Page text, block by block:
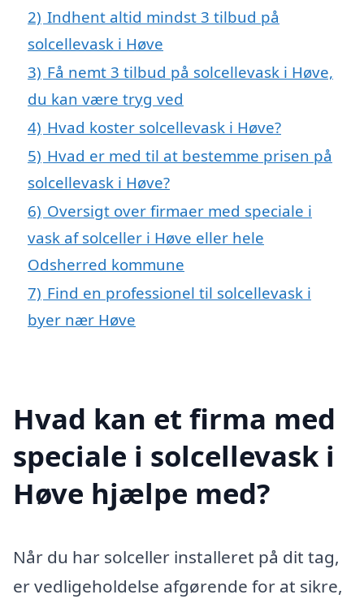
2) Indhent altid mindst 3 tilbud på
solcellevask i Høve
3) Få nemt 3 tilbud på solcellevask i Høve,
du kan være tryg ved
4) Hvad koster solcellevask i Høve?
5) Hvad er med til at bestemme prisen på
solcellevask i Høve?
6) Oversigt over firmaer med speciale i
vask af solceller i Høve eller hele
Odsherred kommune
7) Find en professionel til solcellevask i
byer nær Høve
Hvad kan et firma med
speciale i solcellevask i
Høve hjælpe med?
Når du har solceller installeret på dit tag,
er vedligeholdelse afgørende for at sikre,